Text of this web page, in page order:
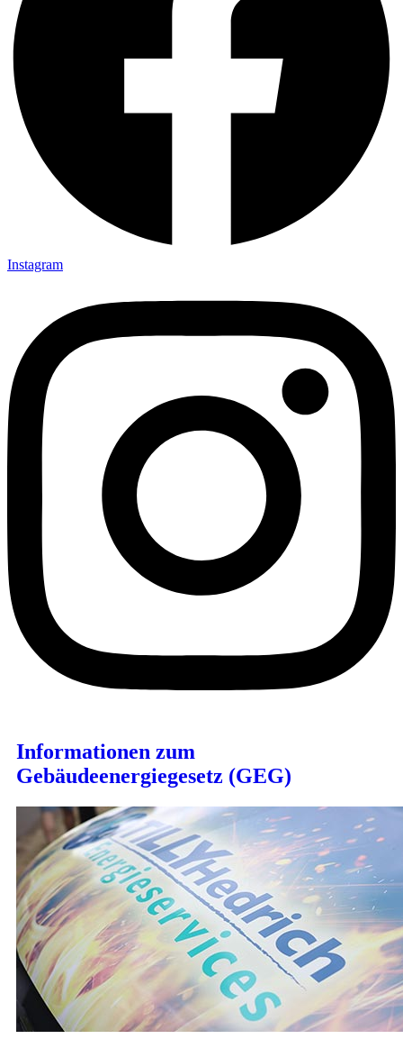
Instagram
Informationen zum
Gebäudeenergiegesetz (GEG)​